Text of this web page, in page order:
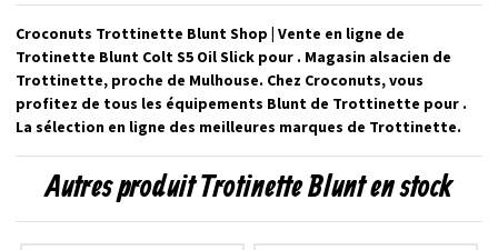
Croconuts Trottinette Blunt Shop | Vente en ligne de
Trotinette Blunt Colt S5 Oil Slick pour . Magasin alsacien de
Trottinette, proche de Mulhouse. Chez Croconuts, vous
profitez de tous les équipements Blunt de Trottinette pour .
La sélection en ligne des meilleures marques de Trottinette.
Autres produit Trotinette Blunt en stock